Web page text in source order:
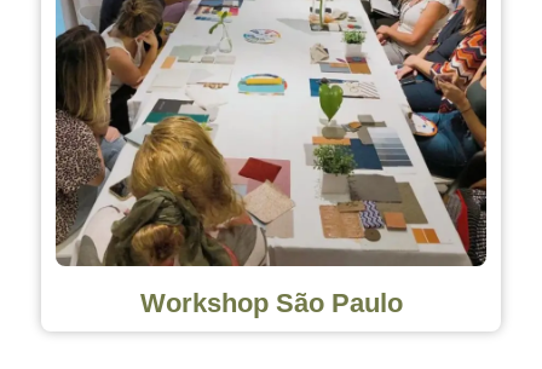
Workshop São Paulo